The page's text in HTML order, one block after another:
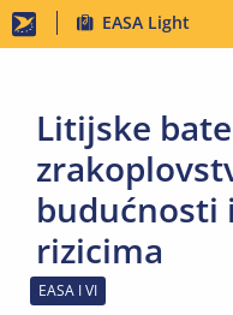
Skip
to
content
EASA Light
Litijske
budućnosti
rizicima
EASA I VI